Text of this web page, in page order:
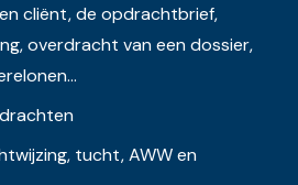
cliënt, de opdrachtbrief,
overdracht van een dossier,
tucht, AWW en